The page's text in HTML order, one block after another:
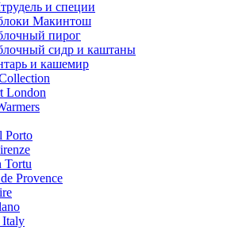
и специи
Макинтош
пирог
сидр и каштаны
и кашемир
London
Porto
Tortu
Provence
Italy